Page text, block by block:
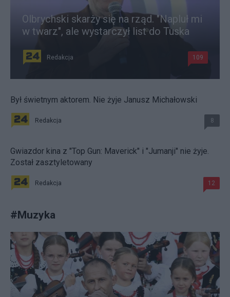
Olbrychski skarży się na rząd. "Napluł mi
w twarz", ale wystarczył list do Tuska
Redakcja 109
Był świetnym aktorem. Nie żyje Janusz Michałowski
Redakcja 8
Gwiazdor kina z "Top Gun: Maverick" i "Jumanji" nie żyje.
Został zasztyletowany
Redakcja 12
#Muzyka